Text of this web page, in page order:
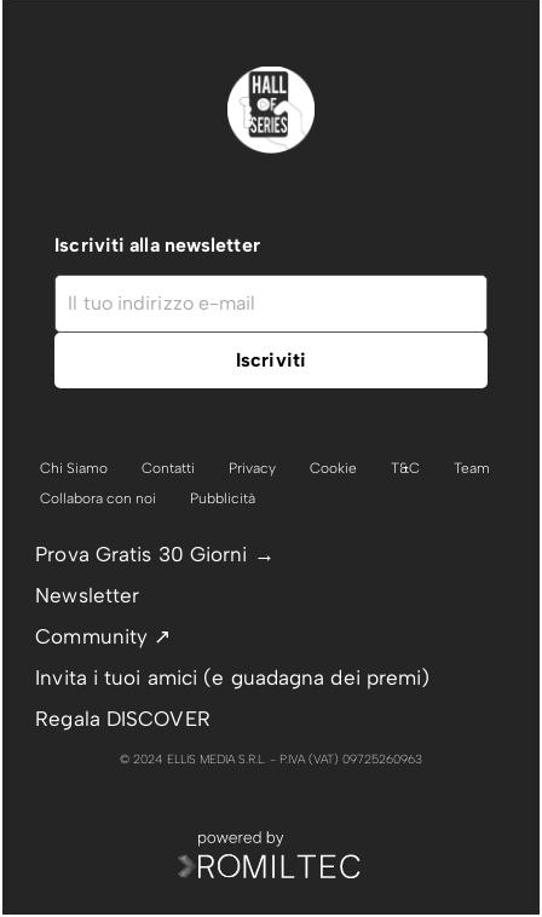
Iscriviti alla newsletter
Chi Siamo Contatti Privacy Cookie T&C
Team
Collabora con noi
Pubblicità
Prova Gratis 30 Giorni →
Newsletter
Community ↗
Invita i tuoi amici (e guadagna dei premi)
Regala DISCOVER
© 2024 ELLIS MEDIA S.R.L. - P.IVA (VAT) 09725260963